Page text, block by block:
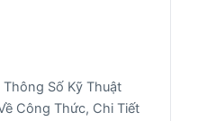
Số Kỹ Thuật
Công Thức, Chi Tiết